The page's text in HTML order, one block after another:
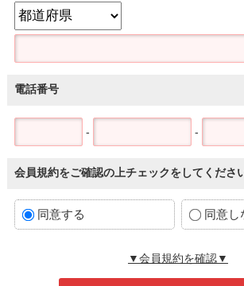
電話番号
- -
会員規約をご確認の上チェックをしてくださ
同意する 同意し
▼会員規約を確認▼